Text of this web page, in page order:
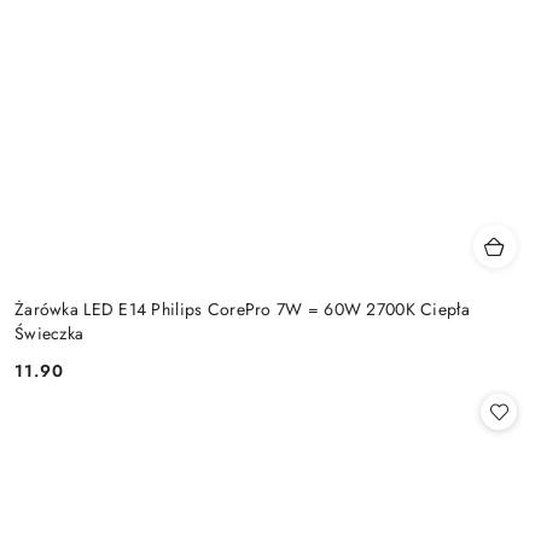
Żarówka LED E14 Philips CorePro 7W = 60W 2700K Ciepła
Świeczka
Cena:
11.90